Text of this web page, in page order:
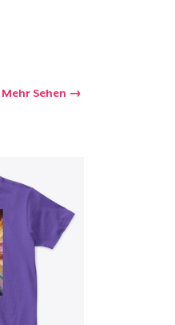
Mehr Sehen